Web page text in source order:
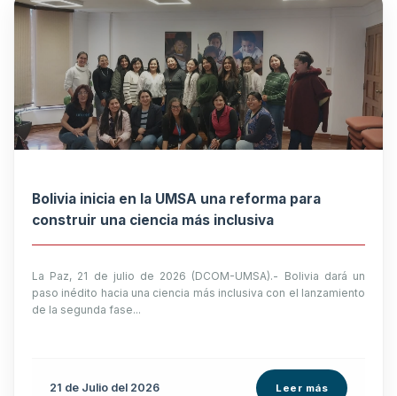
Bolivia inicia en la UMSA una reforma para
construir una ciencia más inclusiva
La Paz, 21 de julio de 2026 (DCOM-UMSA).- Bolivia dará un
paso inédito hacia una ciencia más inclusiva con el lanzamiento
de la segunda fase...
21 de Julio del 2026 Leer más